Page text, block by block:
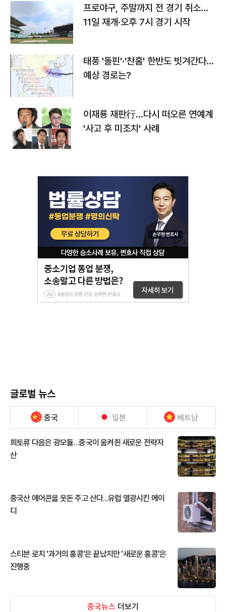
프로야구, 주말까지 전 경기 취소…
11일 재개·오후 7시 경기 시작
태풍 '돌핀'·'찬홈' 한반도 빗겨간다…
예상 경로는?
이재룡 재판行…다시 떠오른 연예계
'사고 후 미조치' 사례
글로벌 뉴스
중국 일본 베트남
희토류 다음은 광모듈…중국이 움켜쥔 새로운 전략자
산
중국산 에어콘을 웃돈 주고 산다...유럽 열광시킨 메이
디
스티븐 로치 '과거의 홍콩'은 끝났지만 '새로운 홍콩'은
진행중
중국뉴스 더보기